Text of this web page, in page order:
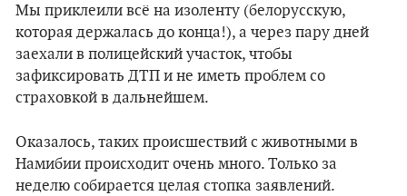
Мы приклеили всё на изоленту (белорусскую,
которая держалась до конца!), а через пару дней
заехали в полицейский участок, чтобы
зафиксировать ДТП и не иметь проблем со
страховкой в дальнейшем.
Оказалось, таких происшествий с животными в
Намибии происходит очень много. Только за
неделю собирается целая стопка заявлений.